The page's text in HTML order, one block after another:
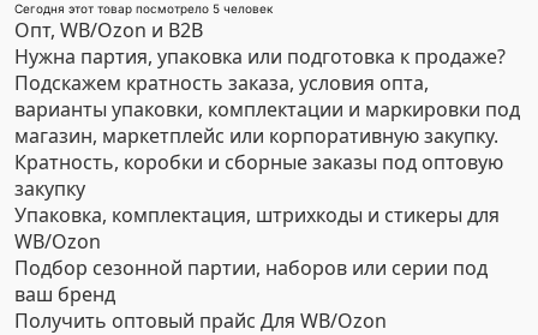
Сегодня этот товар посмотрело 5 человек
Опт, WB/Ozon и B2B
Нужна партия, упаковка или подготовка к продаже?
Подскажем кратность заказа, условия опта,
варианты упаковки, комплектации и маркировки под
магазин, маркетплейс или корпоративную закупку.
Кратность, коробки и сборные заказы под оптовую
закупку
Упаковка, комплектация, штрихкоды и стикеры для
WB/Ozon
Подбор сезонной партии, наборов или серии под
ваш бренд
Получить оптовый прайс Для WB/Ozon